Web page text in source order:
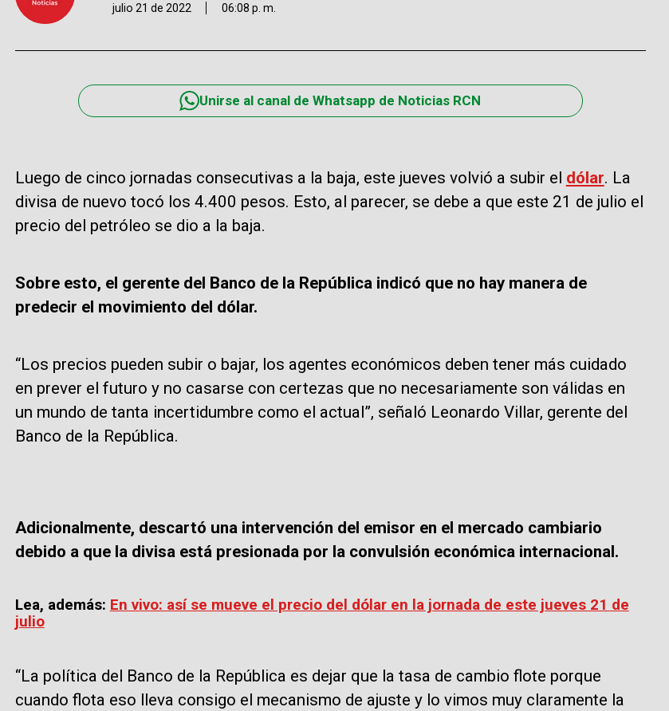
julio 21 de 2022 06:08 p. m.
Unirse al canal de Whatsapp de Noticias RCN
Luego de cinco jornadas consecutivas a la baja, este jueves volvió a subir el dólar. La
divisa de nuevo tocó los 4.400 pesos. Esto, al parecer, se debe a que este 21 de julio el
precio del petróleo se dio a la baja.
Sobre esto, el gerente del Banco de la República indicó que no hay manera de
predecir el movimiento del dólar.
“Los precios pueden subir o bajar, los agentes económicos deben tener más cuidado
en prever el futuro y no casarse con certezas que no necesariamente son válidas en
un mundo de tanta incertidumbre como el actual”, señaló Leonardo Villar, gerente del
Banco de la República.
Adicionalmente, descartó una intervención del emisor en el mercado cambiario
debido a que la divisa está presionada por la convulsión económica internacional.
Lea, además: En vivo: así se mueve el precio del dólar en la jornada de este jueves 21 de
julio
“La política del Banco de la República es dejar que la tasa de cambio flote porque
cuando flota eso lleva consigo el mecanismo de ajuste y lo vimos muy claramente la